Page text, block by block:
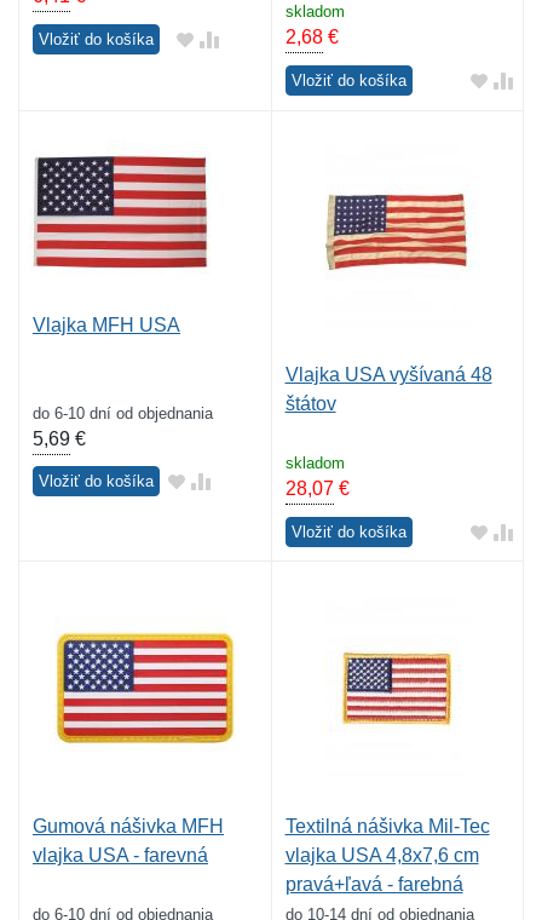
Vložiť do košíka
skladom
2,68€
Vložiť do košíka
Vlajka MFH USA
do 6-10 dní od objednania
5,69 €
Vložiť do košíka
Vlajka USA vyšívaná 48
štátov
skladom
28,07€
Vložiť do košíka
Gumová nášivka MFH
vlajka USA - farevná
do 6-10 dní od objednania
Textilná nášivka Mil-Tec
vlajka USA 4,8x7,6 cm
pravá+ľavá - farebná
do 10-14 dní od objednania